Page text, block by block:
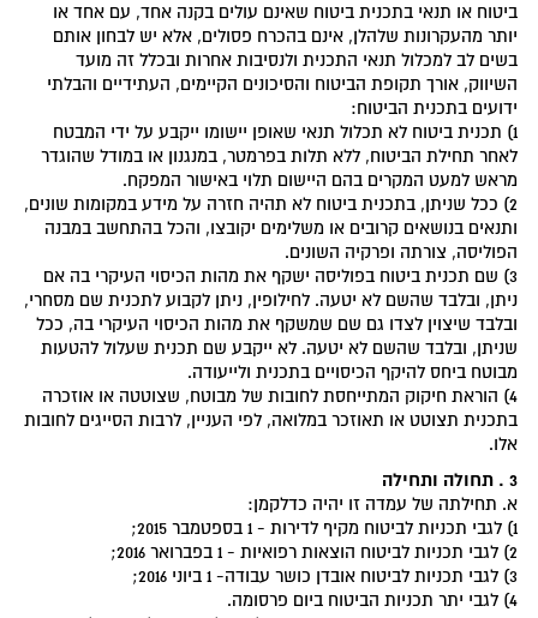
ביטוח או תנאי בתכנית ביטוח שאינם עולים בקנה אחד, עם אחד או
יותר מהעקרונות שלהלן, אינם בהכרח פסולים, אלא יש לבחון אותם
בשים לב למכלול תנאי התכנית ולנסיבות אחרות ובכלל זה מועד
השיווק, אורך תקופת הביטוח והסיכונים הקיימים, העתידיים והבלתי
ידועים בתכנית הביטוח:
1) תכנית ביטוח לא תכלול תנאי שאופן יישומו ייקבע על ידי המבטח
לאחר תחילת הביטוח, ללא תלות בפרמטר, במנגנון או במודל שהוגדר
מראש למעט המקרים בהם היישום תלוי באישור המפקח.
2) ככל שניתן, בתכנית ביטוח לא תהיה חזרה על מידע במקומות שונים,
ותנאים בנושאים קרובים או משלימים יקובצו, והכל בהתחשב במבנה
הפוליסה, צורתה ופרקיה השונים.
3) שם תכנית ביטוח בפוליסה ישקף את מהות הכיסוי העיקרי בה אם
ניתן, ובלבד שהשם לא יטעה. לחילופין, ניתן לקבוע לתכנית שם מסחרי,
ובלבד שיצוין לצדו גם שם שמשקף את מהות הכיסוי העיקרי בה, ככל
שניתן, ובלבד שהשם לא יטעה. לא ייקבע שם תכנית שעלול להטעות
מבוטח ביחס להיקף הכיסויים בתכנית ולייעודה.
4) הוראת חיקוק המתייחסת לחובות של מבוטח, שצוטטה או אוזכרה
בתכנית תצוטט או תאוזכר במלואה, לפי העניין, לרבות הסייגים לחובות
אלו.
3 . תחולה ותחילה
א. תחילתה של עמדה זו יהיה כדלקמן:
1) לגבי תכניות לביטוח מקיף לדירות - 1 בספטמבר 2015;
2) לגבי תכניות לביטוח הוצאות רפואיות - 1 בפברואר 2016;
3) לגבי תכניות לביטוח אובדן כושר עבודה- 1 ביוני 2016;
4) לגבי יתר תכניות הביטוח ביום פרסומה.